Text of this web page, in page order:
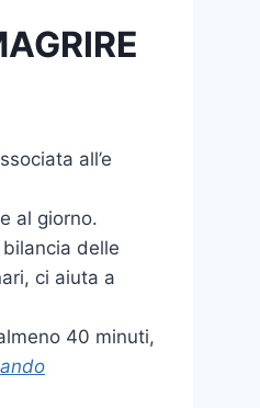
all’e
al giorno.
delle
ci aiuta a
40 minuti,